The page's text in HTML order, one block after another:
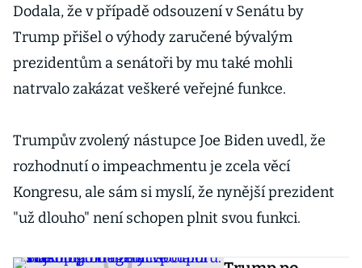
Dodala, že v případě odsouzení v Senátu by
Trump přišel o výhody zaručené bývalým
prezidentům a senátoři by mu také mohli
natrvalo zakázat veškeré veřejné funkce.
Trumpův zvolený nástupce Joe Biden uvedl, že
rozhodnutí o impeachmentu je zcela věcí
Kongresu, ale sám si myslí, že nynější prezident
"už dlouho" není schopen plnit svou funkci.